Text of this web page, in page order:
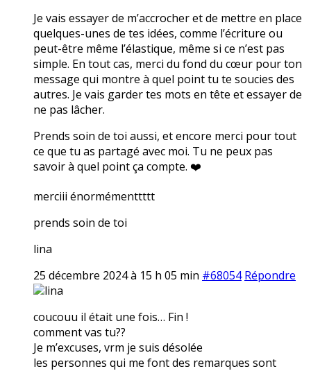
Je vais essayer de m’accrocher et de mettre en place
quelques-unes de tes idées, comme l’écriture ou
peut-être même l’élastique, même si ce n’est pas
simple. En tout cas, merci du fond du cœur pour ton
message qui montre à quel point tu te soucies des
autres. Je vais garder tes mots en tête et essayer de
ne pas lâcher.
Prends soin de toi aussi, et encore merci pour tout
ce que tu as partagé avec moi. Tu ne peux pas
savoir à quel point ça compte. ❤️
merciii énormémenttttt
prends soin de toi
lina
25 décembre 2024 à 15 h 05 min #68054 Répondre
lina
coucouu il était une fois… Fin !
comment vas tu??
Je m’excuses, vrm je suis désolée
les personnes qui me font des remarques sont